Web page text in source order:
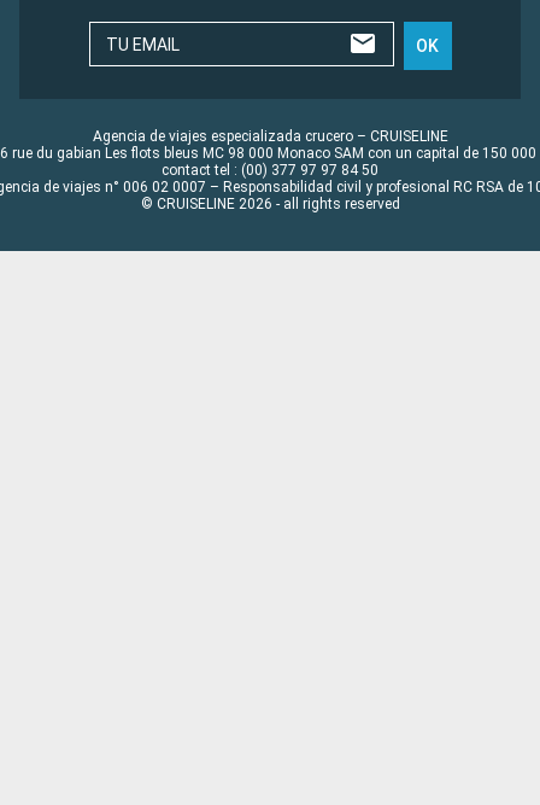
TU EMAIL OK
Agencia de viajes especializada crucero – CRUISELINE
rue du gabian Les flots bleus MC 98 000 Monaco SAM con un capital de 150 000
contact tel : (00) 377 97 97 84 50
de viajes n° 006 02 0007 – Responsabilidad civil y profesional RC RSA de
© CRUISELINE 2026 - all rights reserved